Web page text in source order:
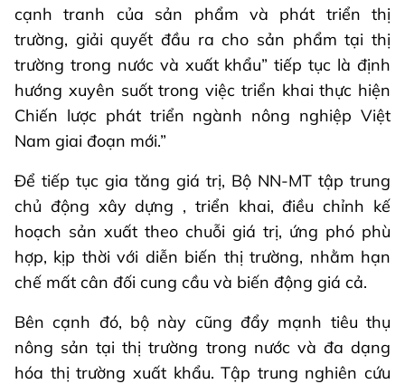
cạnh tranh của sản phẩm và phát triển thị
trường, giải quyết đầu ra cho sản phẩm tại thị
trường trong nước và xuất khẩu” tiếp tục là định
hướng xuyên suốt trong việc triển khai thực hiện
Chiến lược phát triển ngành nông nghiệp Việt
Nam giai đoạn mới.”
Để tiếp tục gia tăng giá trị, Bộ NN-MT tập trung
chủ động xây dựng , triển khai, điều chỉnh kế
hoạch sản xuất theo chuỗi giá trị, ứng phó phù
hợp, kịp thời với diễn biến thị trường, nhằm hạn
chế mất cân đối cung cầu và biến động giá cả.
Bên cạnh đó, bộ này cũng đẩy mạnh tiêu thụ
nông sản tại thị trường trong nước và đa dạng
hóa thị trường xuất khẩu. Tập trung nghiên cứu